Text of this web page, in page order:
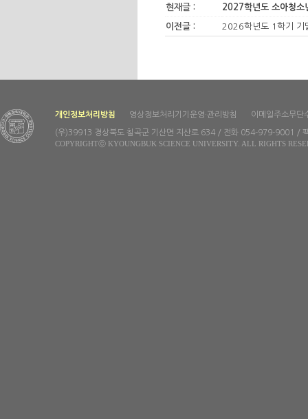
현재글 : 2027학년도 소아청소
이전글 : 2026학년도 1학기 기
개인정보처리방침 영상정보처리기기운영·관리방침 이메일주소무단
(우)39913 경상북도 칠곡군 기산면 지산로 634 / 전화 054-979-9001 /
COPYRIGHTⓒ KYOUNGBUK SCIENCE UNIVERSITY. ALL RIGHTS